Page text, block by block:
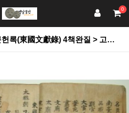
0
(東國文獻錄) 4책완질 > 고서적